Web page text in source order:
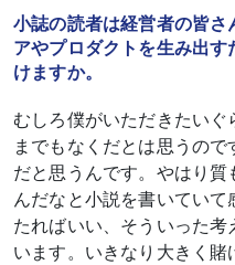
小誌の読者は経営者の皆
アやプロダクトを生み出
けますか。
むしろ僕がいただきたいぐ
までもなくだとは思うの
だと思うんです。やはり
んだなと小説を書いてい
たればいい、そういった
います。いきなり大きく